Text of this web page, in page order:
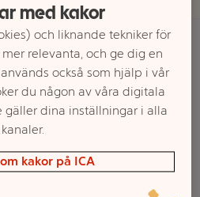
Köttkvarnar
visas.
med kakor
och liknande tekniker för
relevanta, och ge dig en
också som hjälp i vår
du någon av våra digitala
gäller dina inställningar i alla
kanaler.
kakor på ICA